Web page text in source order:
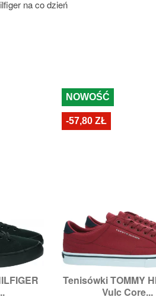
na co dzień
Tenisówki TOMMY
Vulc Core...
Szybki
Rozmiary:42,
NOWOŚĆ
-57,80 ZŁ